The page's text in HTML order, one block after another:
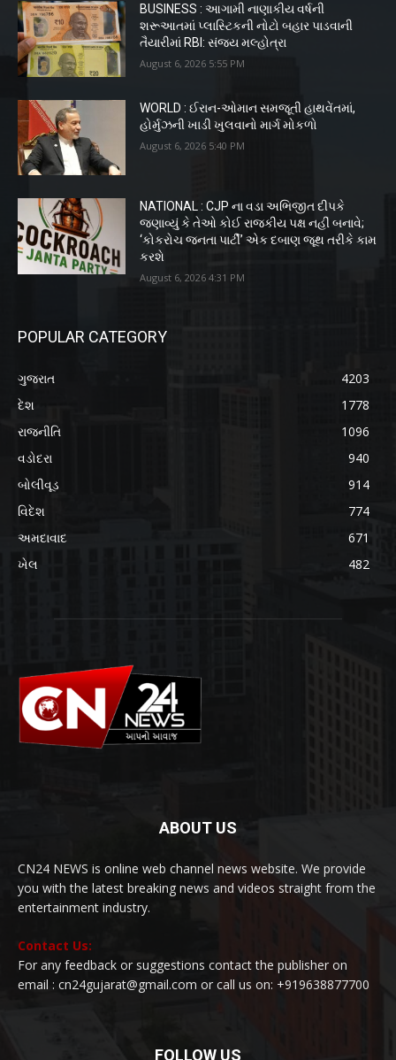
BUSINESS : આગામી નાણાકીય વર્ષની
શરૂઆતમાં પ્લાસ્ટિકની નોટો બહાર પાડવાની
તૈયારીમાં RBI: સંજય મલ્હોત્રા
August 6, 2026 5:55 PM
WORLD : ઈરાન-ઓમાન સમજૂતી હાથવેંતમાં,
હોર્મુઝની ખાડી ખુલવાનો માર્ગ મોકળો
August 6, 2026 5:40 PM
NATIONAL : CJP ના વડા અભિજીત દીપકે
જણાવ્યું કે તેઓ કોઈ રાજકીય પક્ષ નહીં બનાવે;
‘કોકરોચ જનતા પાર્ટી’ એક દબાણ જૂથ તરીકે કામ
કરશે
August 6, 2026 4:31 PM
POPULAR CATEGORY
ગુજરાત
4203
દેશ
1778
રાજનીતિ
1096
વડોદરા
940
બોલીવૂડ
914
વિદેશ
774
અમદાવાદ
671
ખેલ
482
ABOUT US
CN24 NEWS is online web channel news website. We provide
you with the latest breaking news and videos straight from the
entertainment industry.
Contact Us:
For any feedback or suggestions contact the publisher on
email : cn24gujarat@gmail.com or call us on: +919638877700
FOLLOW US